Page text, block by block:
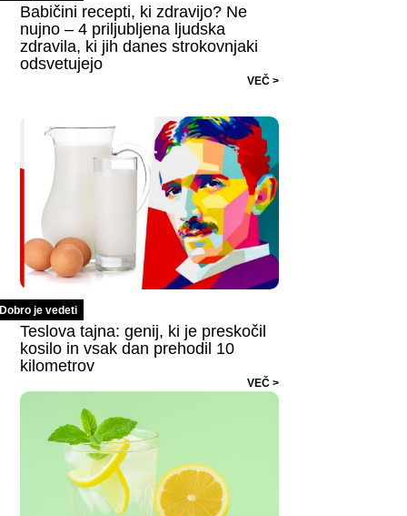
Babičini recepti, ki zdravijo? Ne
nujno – 4 priljubljena ljudska
zdravila, ki jih danes strokovnjaki
odsvetujejo
VEČ >
Dobro je vedeti
Teslova tajna: genij, ki je preskočil
kosilo in vsak dan prehodil 10
kilometrov
VEČ >